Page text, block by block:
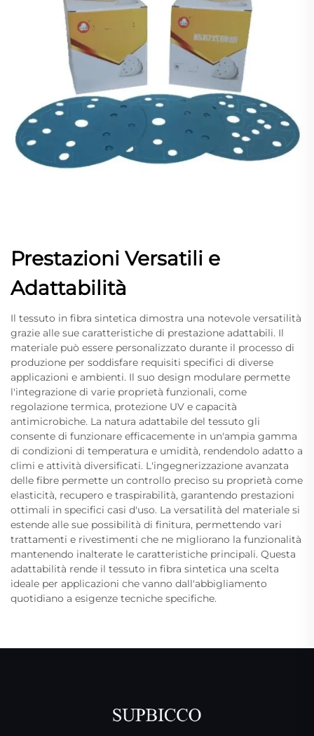
Prestazioni Versatili e
Adattabilità
Il tessuto in fibra sintetica dimostra una notevole versatilità
grazie alle sue caratteristiche di prestazione adattabili. Il
materiale può essere personalizzato durante il processo di
produzione per soddisfare requisiti specifici di diverse
applicazioni e ambienti. Il suo design modulare permette
l'integrazione di varie proprietà funzionali, come
regolazione termica, protezione UV e capacità
antimicrobiche. La natura adattabile del tessuto gli
consente di funzionare efficacemente in un'ampia gamma
di condizioni di temperatura e umidità, rendendolo adatto a
climi e attività diversificati. L'ingegnerizzazione avanzata
delle fibre permette un controllo preciso su proprietà come
elasticità, recupero e traspirabilità, garantendo prestazioni
ottimali in specifici casi d'uso. La versatilità del materiale si
estende alle sue possibilità di finitura, permettendo vari
trattamenti e rivestimenti che ne migliorano la funzionalità
mantenendo inalterate le caratteristiche principali. Questa
adattabilità rende il tessuto in fibra sintetica una scelta
ideale per applicazioni che vanno dall'abbigliamento
quotidiano a esigenze tecniche specifiche.